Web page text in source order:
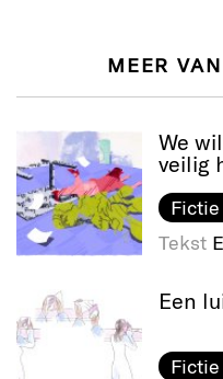
MEER
We
veilig
Tekst
Een